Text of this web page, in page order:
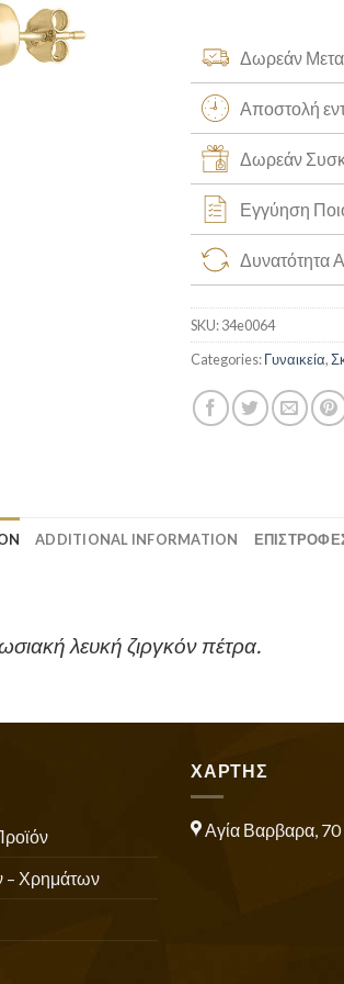
Δωρεάν
Αποστολή
Δωρεάν
Εγγύηση
Δυνατότητα
SKU:34e0064
Categories:Γυναικεία,
ADDITIONAL INFORMATION
λευκή ζιργκόν πέτρα.
– Χρημάτων
ΧΑΡΤΗΣ
Αγία Βαρβαρα,